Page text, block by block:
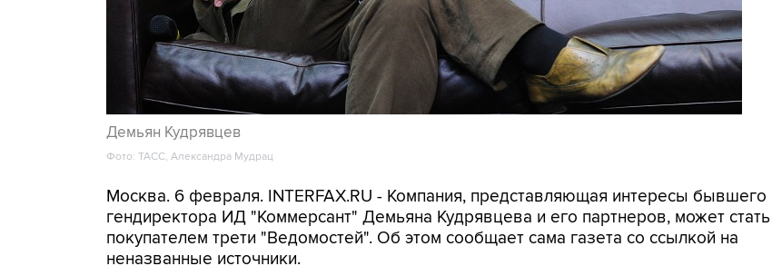
Демьян Кудрявцев
Фото: ТАСС, Александра Мудрац
Москва. 6 февраля. INTERFAX.RU - Компания, представляющая интересы бывшего
гендиректора ИД "Коммерсант" Демьяна Кудрявцева и его партнеров, может стать
покупателем трети "Ведомостей". Об этом сообщает сама газета со ссылкой на
неназванные источники.